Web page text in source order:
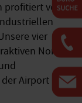
profitiert von
vier
Norden
Airport City